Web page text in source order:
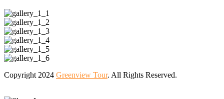
Copyright 2024 Greenview Tour. All Rights Reserved.